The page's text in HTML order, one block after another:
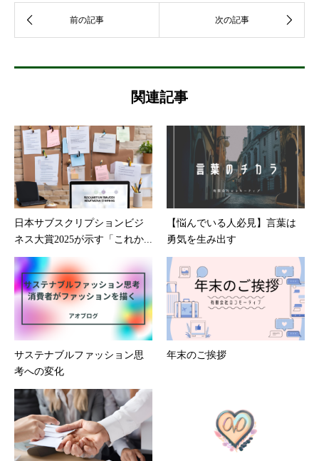
関連記事
日本サブスクリプションビジ
ネス大賞2025が示す「これか...
【悩んでいる人必見】言葉は
勇気を生み出す
サステナブルファッション思
考への変化
年末のご挨拶